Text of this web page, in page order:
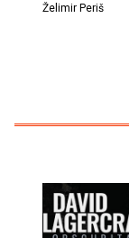
Želimir Periš